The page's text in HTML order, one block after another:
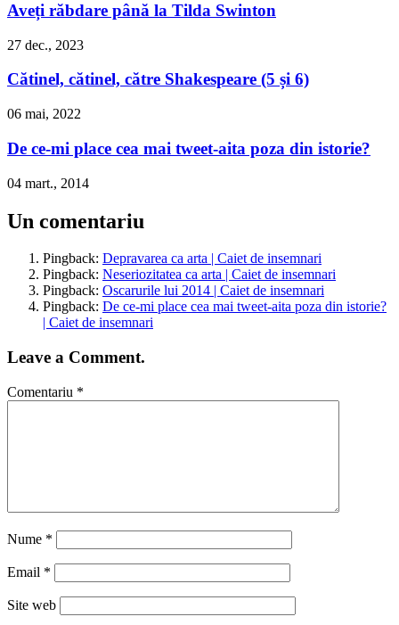
Aveți răbdare până la Tilda Swinton
27 dec., 2023
Cătinel, cătinel, către Shakespeare (5 și 6)
06 mai, 2022
De ce-mi place cea mai tweet-aita poza din istorie?
04 mart., 2014
Un comentariu
Pingback: Depravarea ca arta | Caiet de insemnari
Pingback: Neseriozitatea ca arta | Caiet de insemnari
Pingback: Oscarurile lui 2014 | Caiet de insemnari
Pingback: De ce-mi place cea mai tweet-aita poza din istorie?
| Caiet de insemnari
Leave a Comment.
Comentariu *
Nume *
Email *
Site web